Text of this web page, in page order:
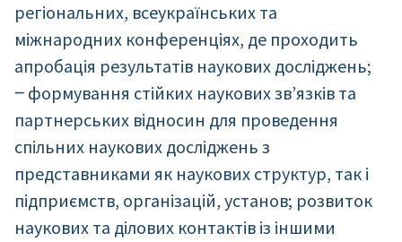
регіональних, всеукраїнських та
міжнародних конференціях, де проходить
апробація результатів наукових досліджень;
‒ формування стійких наукових зв’язків та
партнерських відносин для проведення
спільних наукових досліджень з
представниками як наукових структур, так і
підприємств, організацій, установ; розвиток
наукових та ділових контактів із іншими